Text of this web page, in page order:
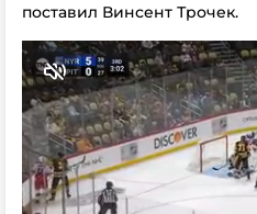
поставил Винсент Трочек.